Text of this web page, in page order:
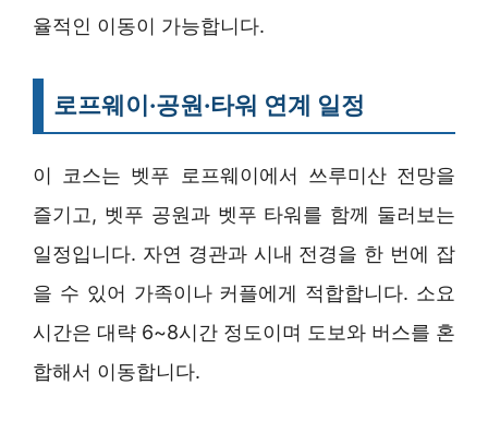
율적인 이동이 가능합니다.
로프웨이·공원·타워 연계 일정
이 코스는 벳푸 로프웨이에서 쓰루미산 전망을
즐기고, 벳푸 공원과 벳푸 타워를 함께 둘러보는
일정입니다. 자연 경관과 시내 전경을 한 번에 잡
을 수 있어 가족이나 커플에게 적합합니다. 소요
시간은 대략 6~8시간 정도이며 도보와 버스를 혼
합해서 이동합니다.